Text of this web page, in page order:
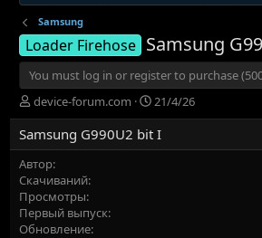
Samsung
Loader Firehose Samsung
You must log in or register to purchase
А
в
т
о
р
device-forum.com
Д
а
т
а
21/4/26
Samsung G990U2 bit I
Автор
Скачиваний
Просмотры
Первый выпуск
Обновление